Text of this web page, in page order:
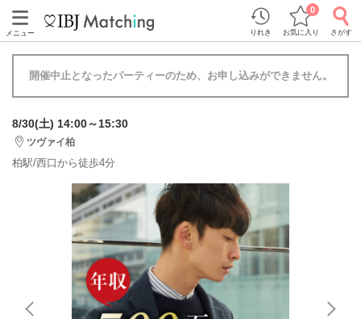
メニュー りれき お気に入り
0
さがす
開催中止となったパーティーのため、お申し込みができません。
8/30(土) 14:00～15:30
ツヴァイ柏
柏駅/西口から徒歩4分